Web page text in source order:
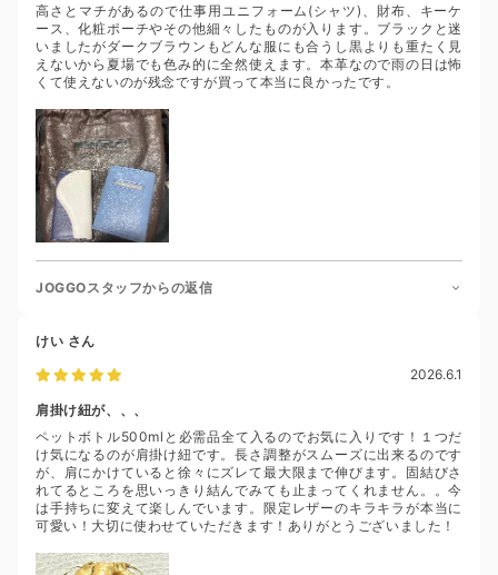
高さとマチがあるので仕事用ユニフォーム(シャツ)、財布、キーケ
ース、化粧ポーチやその他細々したものが入ります。ブラックと迷
いましたがダークブラウンもどんな服にも合うし黒よりも重たく見
えないから夏場でも色み的に全然使えます。本革なので雨の日は怖
くて使えないのが残念ですが買って本当に良かったです。
JOGGOスタッフからの返信
けい さん
2026.6.1
肩掛け紐が、、、
ペットボトル500mlと必需品全て入るのでお気に入りです！１つだ
け気になるのが肩掛け紐です。長さ調整がスムーズに出来るのです
が、肩にかけていると徐々にズレて最大限まで伸びます。固結びさ
れてるところを思いっきり結んでみても止まってくれません。。今
は手持ちに変えて楽しんでいます。限定レザーのキラキラが本当に
可愛い！大切に使わせていただきます！ありがとうございました！